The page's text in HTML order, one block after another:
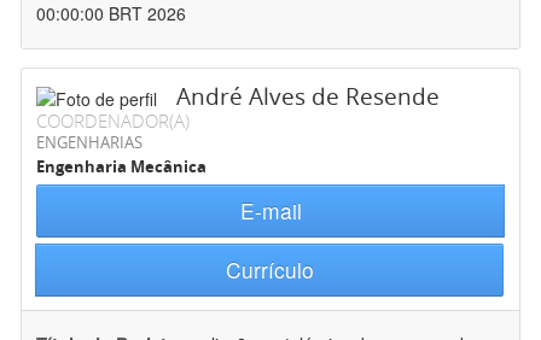
00:00:00 BRT 2026
André Alves de Resende
COORDENADOR(A)
ENGENHARIAS
Engenharia Mecânica
E-mail
Currículo